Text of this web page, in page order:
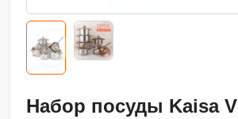
Набор посуды Kaisa